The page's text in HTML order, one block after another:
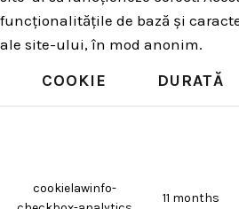
funcționalitățile de bază și
ale site-ului, în mod anonim.
COOKIE DURATĂ
cookielawinfo-
11 months